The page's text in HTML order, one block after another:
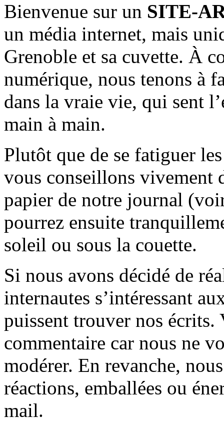
Bienvenue sur un SITE-
un média internet, mais
Grenoble et sa cuvette. À
numérique, nous tenons à
dans la vraie vie, qui sent
main à main.
Plutôt que de se fatiguer
vous conseillons vivement
papier de notre journal
pourrez ensuite
soleil ou sous la couette.
Si nous avons décidé de
internautes s’intéressant
puissent trouver nos écrits.
commentaire car nous ne
modérer. En revanche,
réactions, emballées ou
mail.